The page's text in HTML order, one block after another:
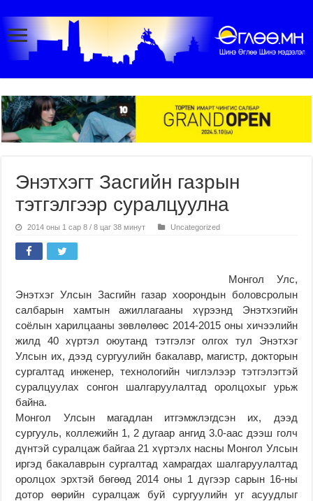
Энэтхэгт Засгийн газрын
тэтгэлгээр суралцуулна
2014 оны 1 сар 8 / 8 цаг 38 минут Uncategorized
Монгол Улс,
Энэтхэг Улсын Засгийн газар хоорондын боловсролын
салбарын хамтын ажиллагааны хүрээнд Энэтхэгийн
соёлын харилцааны зөвлөлөөс 2014-2015 оны хичээлийн
жилд 40 хүртэл оюутанд тэтгэлэг олгох тул Энэтхэг
Улсын их, дээд сургуулийн бакалавр, магистр, докторын
сургалтад инженер, технологийн чиглэлээр тэтгэлэгтэй
суралцуулах сонгон шалгаруулалтад оролцохыг урьж
байна.
Монгол Улсын магадлан итгэмжлэгдсэн их, дээд
сургууль, коллежийн 1, 2 дугаар ангид 3.0-аас дээш голч
дүнтэй суралцаж байгаа 21 хүртэлх насны Монгол Улсын
иргэд бакалаврын сургалтад хамрагдах шалгаруулалтад
оролцох эрхтэй бөгөөд 2014 оны 1 дүгээр сарын 16-ны
дотор өөрийн суралцаж буй сургуулийн уг асуудлыг